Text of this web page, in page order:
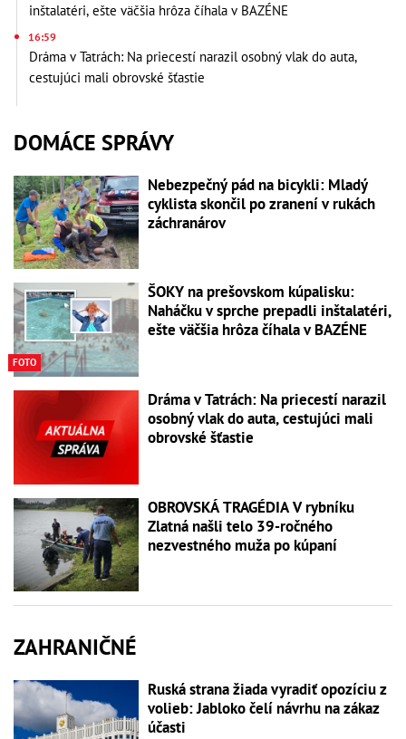
inštalatéri, ešte väčšia hrôza číhala v BAZÉNE
16:59
Dráma v Tatrách: Na priecestí narazil osobný vlak do auta,
cestujúci mali obrovské šťastie
DOMÁCE SPRÁVY
Nebezpečný pád na bicykli: Mladý
cyklista skončil po zranení v rukách
záchranárov
FOTO
ŠOKY na prešovskom kúpalisku:
Naháčku v sprche prepadli inštalatéri,
ešte väčšia hrôza číhala v BAZÉNE
Dráma v Tatrách: Na priecestí narazil
osobný vlak do auta, cestujúci mali
obrovské šťastie
OBROVSKÁ TRAGÉDIA V rybníku
Zlatná našli telo 39-ročného
nezvestného muža po kúpaní
ZAHRANIČNÉ
Ruská strana žiada vyradiť opozíciu z
volieb: Jabloko čelí návrhu na zákaz
účasti